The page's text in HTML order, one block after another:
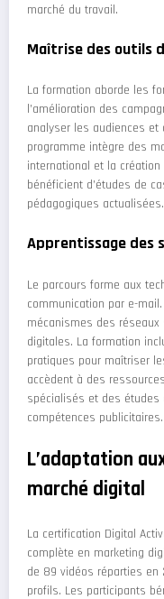
marché du travail.
Maîtrise des outils
La formation aborde les
l’amélioration des
analyser les audiences et
programme intègre des
international et la
bénéficient d’études de
pédagogiques actualisées.
Apprentissage des
Le parcours forme aux
communication par e-
mécanismes des
digitales. La formation
pratiques pour maîtriser
accèdent à des
spécialisés et des études
compétences publicitaires.
L’adaptation
marché digital
La certification Digital
complète en marketing
de 89 vidéos réparties
profils. Les participants